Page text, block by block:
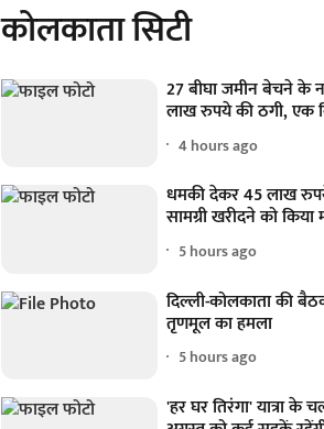
कोलकाता सिटी
27 बीघा जमीन बेचने के
लाख रुपये की ठगी, एक
4 hours ago
धमकी देकर 45 लाख
सामग्री खरीदने को
5 hours ago
दिल्ली-कोलकाता की
तृणमूल का हमला
5 hours ago
'हर घर तिरंगा' यात्रा के